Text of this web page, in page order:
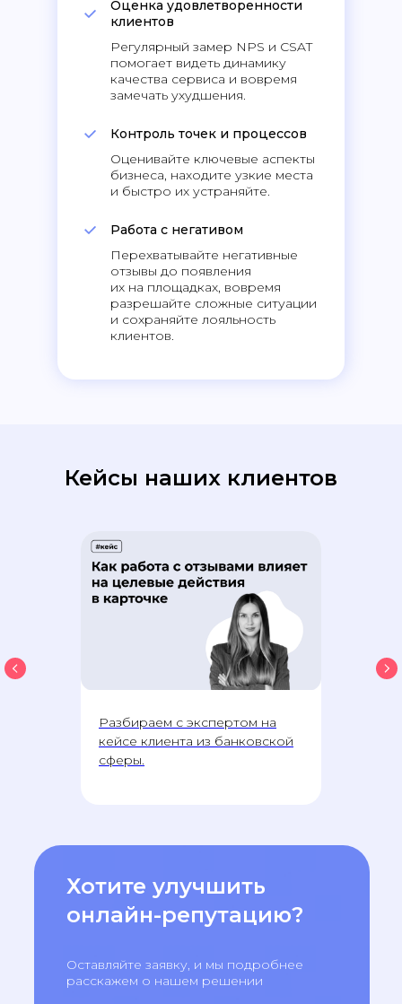
Перехватывайте негативные
отзывы до появления
их на площадках, вовремя
разрешайте сложные ситуации
и сохраняйте лояльность
клиентов.
Работа с негативом
Оценивайте ключевые аспекты
бизнеса, находите узкие места
и быстро их устраняйте.
Контроль точек и процессов
Регулярный замер NPS и CSAT
помогает видеть динамику
качества сервиса и вовремя
замечать ухудшения.
Оценка удовлетворенности
клиентов
Кейсы наших клиентов
Разбираем с экспертом на
кейсе клиента из банковской
сферы.
Хотите улучшить
онлайн-репутацию?
Оставляйте заявку, и мы подробнее
расскажем о нашем решении